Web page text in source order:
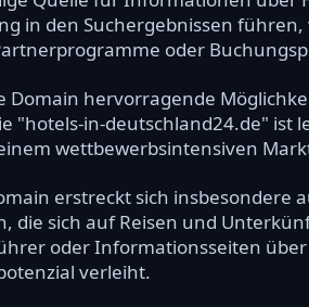
in den Suchergebnissen
oder
Domain hervorragende
"hotels-in-deutschland24.de"
wettbewerbsintensiven
erstreckt sich insbesondere
die sich auf Reisen und
oder Informationsseiten
verleiht.